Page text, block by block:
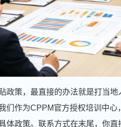
政策，最直接的办法就是打当
作为CPPM官方授权培训中心
政策。联系方式在末尾，你直